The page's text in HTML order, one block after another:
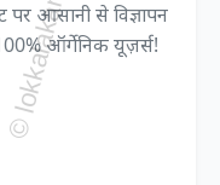
पर आसानी से विज्ञापन
ऑर्गेनिक यूज़र्स!